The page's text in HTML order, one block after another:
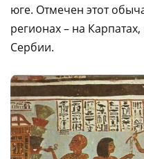
юге. Отмечен этот
регионах – на
Сербии.